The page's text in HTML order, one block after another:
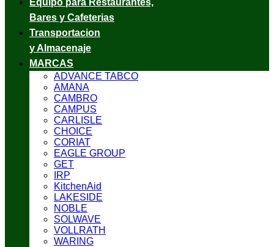
Equipo para Restaurantes,
Bares y Cafeterias
Transportacion
y Almacenaje
MARCAS
ADVANCE TABCO
AMANA
CAMBRO
CAMPUS
CARLISLE
CHOICE
CORIAT
EAGLE GROUP
GET
IRP
KitchenAid
LAKESIDE
NOBLE
SOLWAVE
VOLLRATH
WARING